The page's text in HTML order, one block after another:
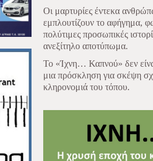
Οι μαρτυρίες έντεκα
εμπλουτίζουν το αφήγημα,
πολύτιμες προσωπικές
ανεξίτηλο αποτύπωμα.
Το «Ίχνη… Καπνού» δεν
μια πρόσκληση για σκέψη
κληρονομιά του τόπου.